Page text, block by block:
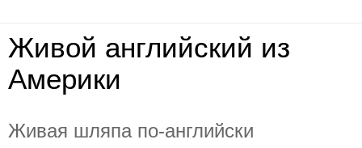
Живой английский из
Америки
Живая шляпа по-английски